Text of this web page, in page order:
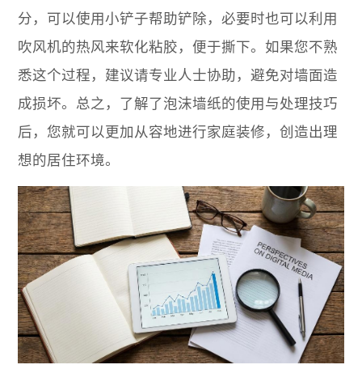
分，可以使用小铲子帮助铲除，必要时也可以利用
吹风机的热风来软化粘胶，便于撕下。如果您不熟
悉这个过程，建议请专业人士协助，避免对墙面造
成损坏。总之，了解了泡沫墙纸的使用与处理技巧
后，您就可以更加从容地进行家庭装修，创造出理
想的居住环境。